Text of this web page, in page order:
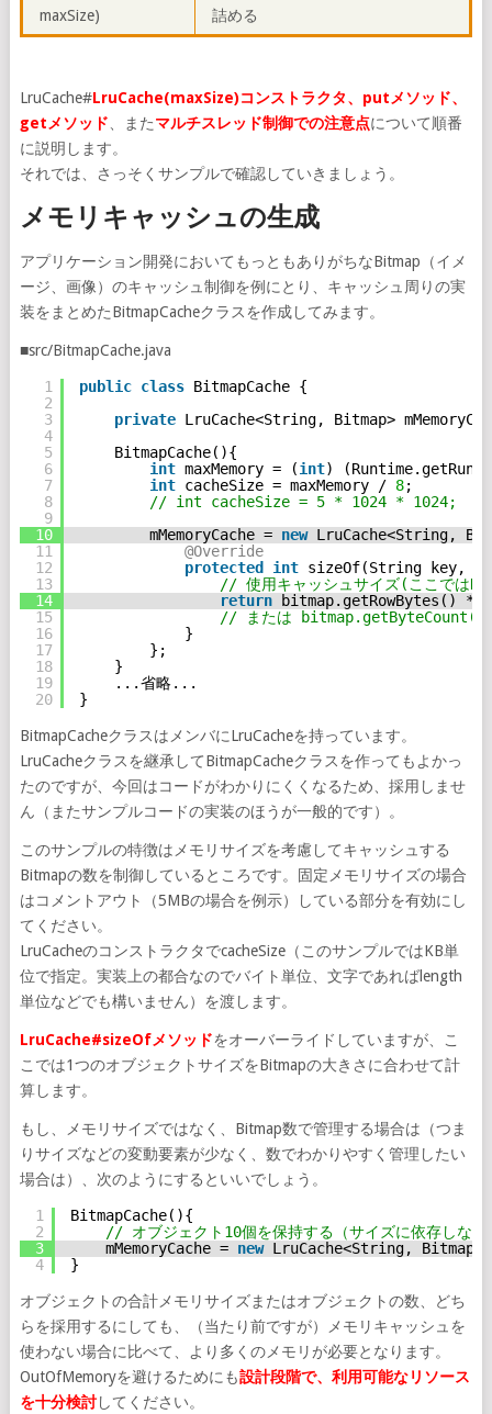
maxSize)
詰める
LruCache#LruCache(maxSize)コンストラクタ、putメソッド、
getメソッド 、またマルチスレッド制御での注意点について順番
に説明します。
それでは、さっそくサンプルで確認していきましょう。
メモリキャッシュの生成
アプリケーション開発においてもっともありがちなBitmap（イメ
ージ、画像）のキャッシュ制御を例にとり、キャッシュ周りの実
装をまとめたBitmapCacheクラスを作成してみます。
■src/BitmapCache.java
1
2
3
4
5
6
7
8
9
10
11
12
13
14
15
16
17
18
19
20
public class BitmapCache {
private LruCache<String, Bitmap>
BitmapCache(){
int maxMemory = (int)
int cacheSize = maxMemory / 8;
// int cacheSize = 5 * 1024 * 1024;  //
mMemoryCache = new LruCache<String,
@Override
protected
int sizeOf(String key,
// 使用キャッシュサイズ(ここでは
return
bitmap.getRowBytes()
// または bitmap.getByteCount()
}
};
}
...省略...
}
BitmapCacheクラスはメンバにLruCacheを持っています。
LruCacheクラスを継承してBitmapCacheクラスを作ってもよかっ
たのですが、今回はコードがわかりにくくなるため、採用しませ
ん（またサンプルコードの実装のほうが一般的です）。
このサンプルの特徴はメモリサイズを考慮してキャッシュする
Bitmapの数を制御しているところです。固定メモリサイズの場合
はコメントアウト（5MBの場合を例示）している部分を有効にし
てください。
LruCacheのコンストラクタでcacheSize（このサンプルではKB単
位で指定。実装上の都合なのでバイト単位、文字であればlength
単位などでも構いません）を渡します。
LruCache#sizeOfメソッドをオーバーライドしていますが、こ
こでは1つのオブジェクトサイズをBitmapの大きさに合わせて計
算します。
もし、メモリサイズではなく、Bitmap数で管理する場合は（つま
りサイズなどの変動要素が少なく、数でわかりやすく管理したい
場合は）、次のようにするといいでしょう。
1
2
3
4
BitmapCache(){
// オブジェクト10個を保持する（サイズに依存しない
mMemoryCache = new LruCache<String, Bitmap>(
}
オブジェクトの合計メモリサイズまたはオブジェクトの数、どち
らを採用するにしても、（当たり前ですが）メモリキャッシュを
使わない場合に比べて、より多くのメモリが必要となります。
OutOfMemoryを避けるためにも設計段階で、利用可能なリソース
を十分検討してください。